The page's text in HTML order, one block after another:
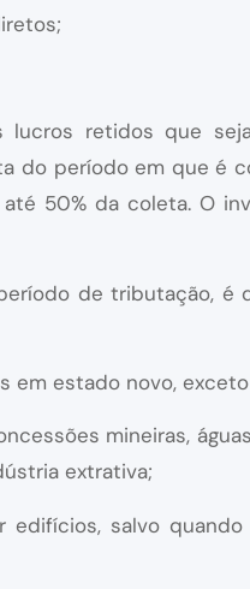
retidos que
do período em que é
50% da coleta. O
de tributação, é
em estado novo,
mineiras,
extrativa;
edifícios, salvo